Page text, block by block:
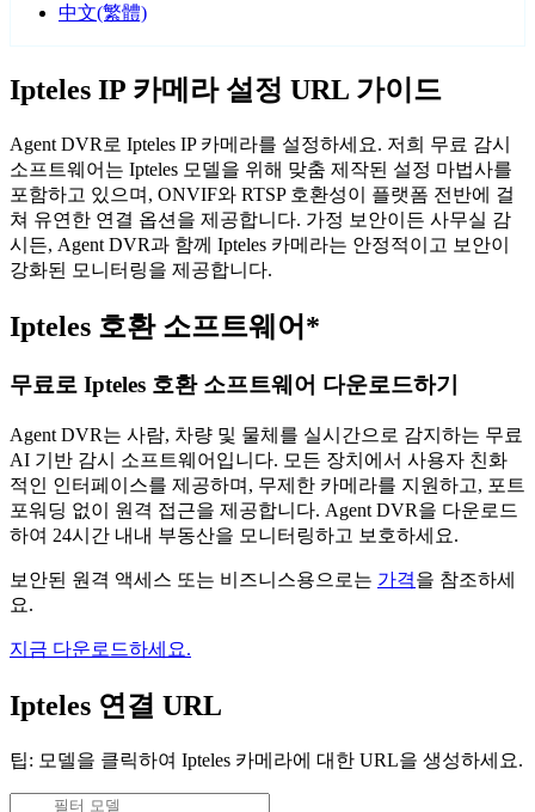
中文(繁體)
Ipteles IP 카메라 설정 URL 가이드
Agent DVR로 Ipteles IP 카메라를 설정하세요. 저희 무료 감시
소프트웨어는 Ipteles 모델을 위해 맞춤 제작된 설정 마법사를
포함하고 있으며, ONVIF와 RTSP 호환성이 플랫폼 전반에 걸
쳐 유연한 연결 옵션을 제공합니다. 가정 보안이든 사무실 감
시든, Agent DVR과 함께 Ipteles 카메라는 안정적이고 보안이
강화된 모니터링을 제공합니다.
Ipteles 호환 소프트웨어*
무료로 Ipteles 호환 소프트웨어 다운로드하기
Agent DVR는 사람, 차량 및 물체를 실시간으로 감지하는 무료
AI 기반 감시 소프트웨어입니다. 모든 장치에서 사용자 친화
적인 인터페이스를 제공하며, 무제한 카메라를 지원하고, 포트
포워딩 없이 원격 접근을 제공합니다. Agent DVR을 다운로드
하여 24시간 내내 부동산을 모니터링하고 보호하세요.
보안된 원격 액세스 또는 비즈니스용으로는 가격을 참조하세
요.
지금 다운로드하세요.
Ipteles 연결 URL
팁: 모델을 클릭하여 Ipteles 카메라에 대한 URL을 생성하세요.